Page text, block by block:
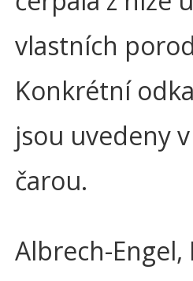
vlastních
Konkrétní
jsou uvedeny
čarou.
Albrech-